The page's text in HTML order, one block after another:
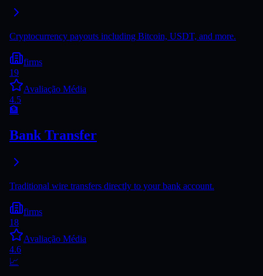
Cryptocurrency payouts including Bitcoin, USDT, and more.
firms
19
Avaliação Média
4.5
🏦
Bank Transfer
Traditional wire transfers directly to your bank account.
firms
18
Avaliação Média
4.6
📈